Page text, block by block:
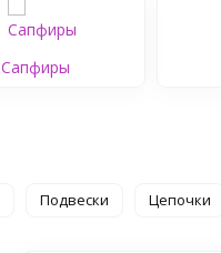
Сапфиры
Подвески Цепочки